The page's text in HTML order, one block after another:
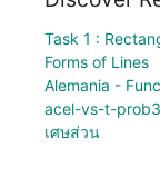
Task 1 :
Forms of Lines
Alemania -
acel-vs-t-
เศษส่วน